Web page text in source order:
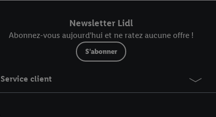
Newsletter Lidl
Abonnez-vous aujourd'hui et ne ratez aucune offre !
S'abonner
Service client